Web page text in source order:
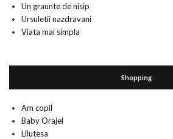
Un graunte de nisip
Ursuletii nazdravani
Viata mai simpla
Shopping
Am copil
Baby Orajel
Lilutesa